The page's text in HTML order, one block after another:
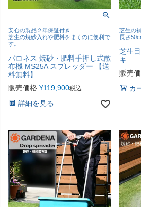
安心の製品２年保証付き
芝生の焼砂入れや肥料をまくのに便利で
す。
バロネス 焼砂・肥料手押し式散
布機 MS25A スプレッダー 【送
料無料】
販売価格 ¥119,900税込
詳細を見る
芝生の
長さ
芝生
キ
販売
カ